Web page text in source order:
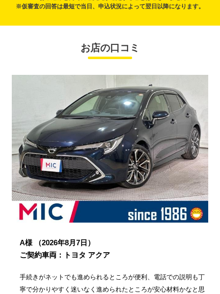
※仮審査の回答は最短で当日、申込状況によって翌日以降になります。
お店の口コミ
A様
（2026年8月7日）
ご契約車両：トヨタ アクア
手続きがネットでも進められるところが便利、電話での説明も丁
寧で分かりやすく迷いなく進められたところが安心材料かなと思